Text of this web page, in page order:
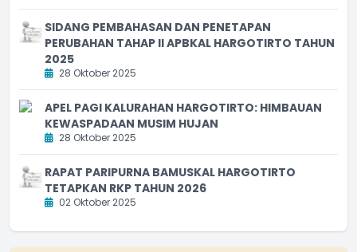
SIDANG PEMBAHASAN DAN PENETAPAN
PERUBAHAN TAHAP II APBKAL HARGOTIRTO TAHUN
2025
28 Oktober 2025
APEL PAGI KALURAHAN HARGOTIRTO: HIMBAUAN
KEWASPADAAN MUSIM HUJAN
28 Oktober 2025
RAPAT PARIPURNA BAMUSKAL HARGOTIRTO
TETAPKAN RKP TAHUN 2026
02 Oktober 2025